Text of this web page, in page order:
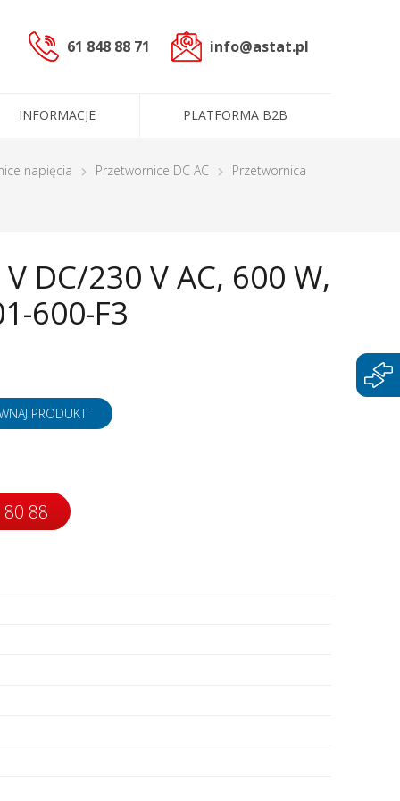
61 848 88 71 info@astat.pl
Dane administracyjne
INFORMACJE
Certyfikaty i polityki
PLATFORMA B2B
napięcia Przetwornice DC AC
Przetwornica
DC/230 V AC, 600 W,
600-F3
PRODUKT
88